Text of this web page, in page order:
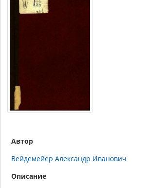
Автор
Вейдемейер Александр Иванович
Описание